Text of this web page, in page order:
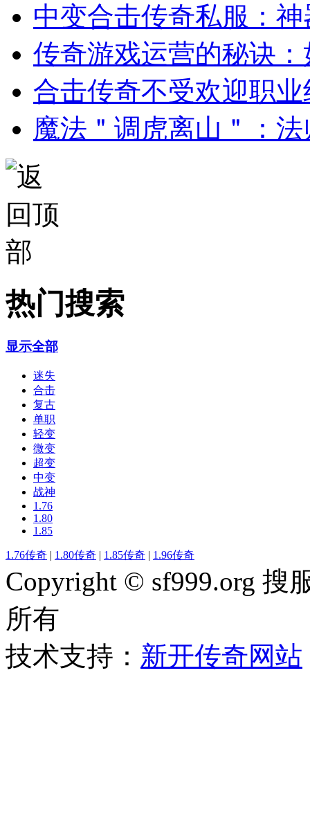
中变合击传奇私服：
传奇游戏运营的秘诀
合击传奇不受欢迎职
魔法＂调虎离山＂：
热门搜索
显示全部
迷失
合击
复古
单职
轻变
微变
超变
中变
战神
1.76
1.80
1.85
1.76传奇 | 1.80传奇 | 1.85传奇 | 1.96传奇
Copyright © sf999.org 搜
所有
技术支持： 新开传奇网站